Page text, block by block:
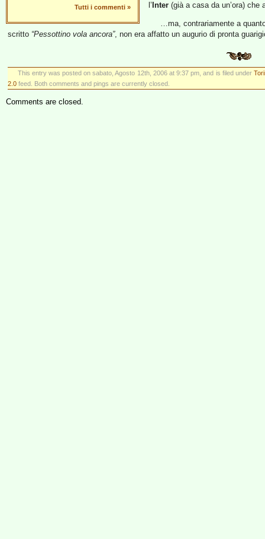
Tutti i commenti »
l’ Inter (già a casa da un’ora) che
…ma, contrariamente a
scritto “Pessottino vola ancora”, non era affatto un augurio di pronta
This entry was posted on sabato, Agosto 12th, 2006 at 9:37 pm, and is filed under
2.0 feed. Both comments and pings are currently closed.
Comments are closed.